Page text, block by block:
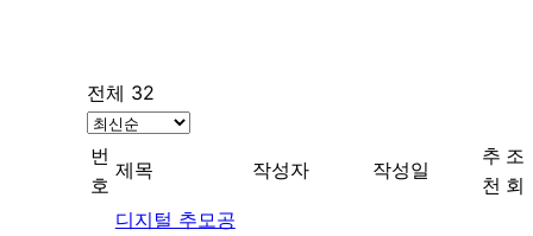
전체 32
번
호
제목 작성자 작성일
추
천
조
회
디지털 추모공